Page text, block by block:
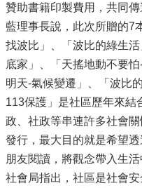
贊助書籍印製費用，共同傳
藍理事長說，此次所贈的7
找波比」、「波比的綠生
底家」、「天搖地動不要
明天-氣候變遷」、「波比
113保護」是社區歷年來結
政、社政等串連許多社會
發行，最大目的就是希望
朋友閱讀，將觀念帶入生活
社會局指出，社區是社會